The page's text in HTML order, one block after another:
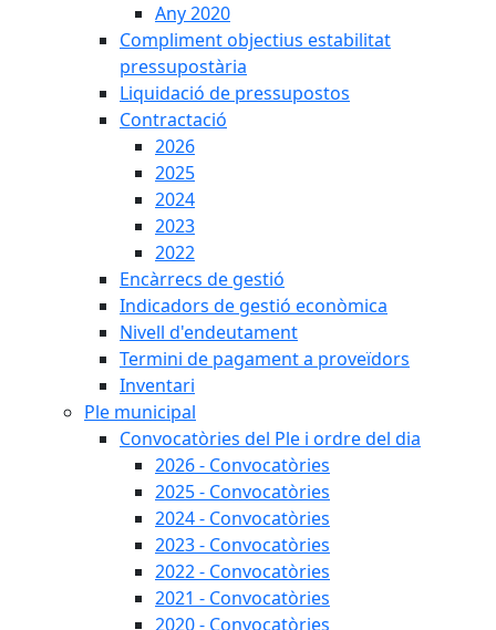
Any 2020
Compliment objectius estabilitat
pressupostària
Liquidació de pressupostos
Contractació
2026
2025
2024
2023
2022
Encàrrecs de gestió
Indicadors de gestió econòmica
Nivell d'endeutament
Termini de pagament a proveïdors
Inventari
Ple municipal
Convocatòries del Ple i ordre del dia
2026 - Convocatòries
2025 - Convocatòries
2024 - Convocatòries
2023 - Convocatòries
2022 - Convocatòries
2021 - Convocatòries
2020 - Convocatòries